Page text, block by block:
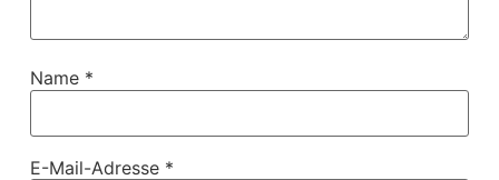
Name *
E-Mail-Adresse *